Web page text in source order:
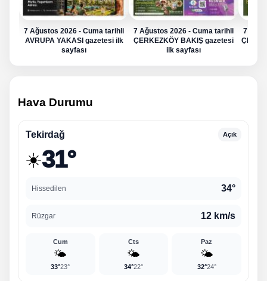
7 Ağustos 2026 - Cuma tarihli
AVRUPA YAKASI gazetesi ilk
sayfası
7 Ağustos 2026 - Cuma tarihli
ÇERKEZKÖY BAKIŞ gazetesi
ilk sayfası
7
Hava Durumu
Tekirdağ Açık
☀️31°
Hissedilen 34°
Rüzgar 12 km/s
Cum
🌤️
33°23°
Cts
🌤️
34°22°
Paz
🌤️
32°24°